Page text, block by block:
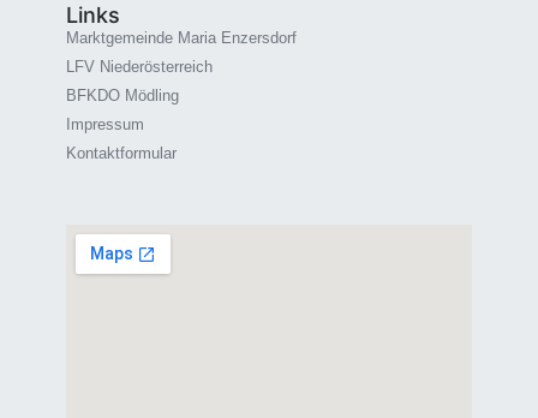
Links
Marktgemeinde Maria Enzersdorf
LFV Niederösterreich
BFKDO Mödling
Impressum
Kontaktformular